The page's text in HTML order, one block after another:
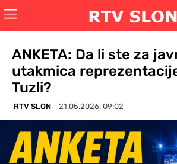
ANKETA: Da li ste za
utakmica
Tuzli?
RTV SLON 21.05.2026. 09:02